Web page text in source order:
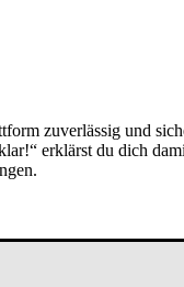
zuverlässig und
erklärst du dich